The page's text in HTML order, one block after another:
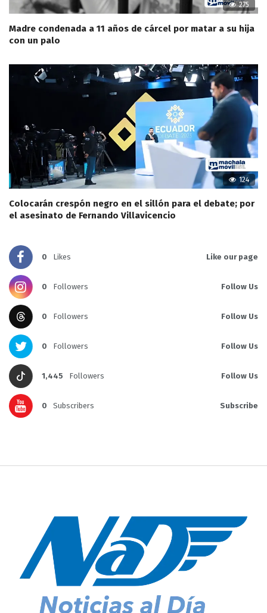
275
Madre condenada a 11 años de cárcel por matar a su hija
con un palo
124
Colocarán crespón negro en el sillón para el debate; por
el asesinato de Fernando Villavicencio
0 Likes Like our page
0 Followers Follow Us
0 Followers Follow Us
0 Followers Follow Us
1,445 Followers Follow Us
0 Subscribers Subscribe